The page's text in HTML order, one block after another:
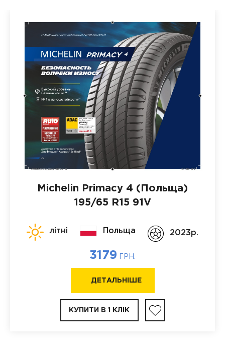
Michelin Primacy 4 (Польща)
195/65 R15 91V
літні Польща 2023p.
3179 ГРН.
ДЕТАЛЬНІШЕ
КУПИТИ В 1 КЛІК